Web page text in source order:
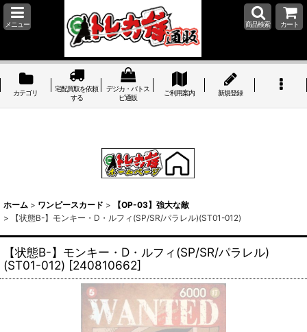
メニュー 商品検索 カート
カテゴリ
宅配買取を依頼
する
デジカ・バトス
ピ通販
ご利用案内 新規登録
ホーム > ワンピースカード >
【OP-03】強大な敵
>
【状態B-】モンキー・D・ルフィ(SP/SR/パラレル)(ST01-012)
【状態B-】モンキー・D・ルフィ(SP/SR/パラレル)
(ST01-012) [240810662]